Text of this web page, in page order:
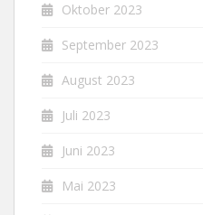
Oktober 2023
September 2023
August 2023
Juli 2023
Juni 2023
Mai 2023